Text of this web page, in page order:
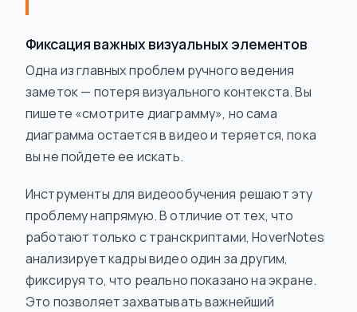
Фиксация важных визуальных элементов
Одна из главных проблем ручного ведения
заметок — потеря визуального контекста. Вы
пишете «смотрите диаграмму», но сама
диаграмма остается в видео и теряется, пока
вы не пойдете ее искать.
Инструменты для видеообучения решают эту
проблему напрямую. В отличие от тех, что
работают только с транскриптами, HoverNotes
анализирует кадры видео один за другим,
фиксируя то, что реально показано на экране.
Это позволяет захватывать важнейший